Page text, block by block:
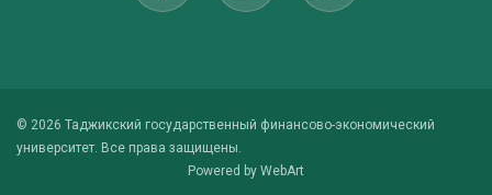
© 2026 Таджикский государственный финансово-экономический
университет. Все права защищены.
Powered by WebArt